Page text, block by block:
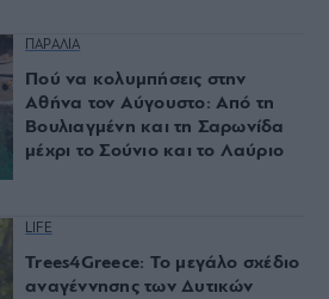
ΠΑΡΑΛΙΑ
Πού να κολυμπήσεις στην
Αθήνα τον Αύγουστο: Από τη
Βουλιαγμένη και τη Σαρωνίδα
μέχρι το Σούνιο και το Λαύριο
LIFE
Trees4Greece: Το μεγάλο σχέδιο
αναγέννησης των Δυτικών